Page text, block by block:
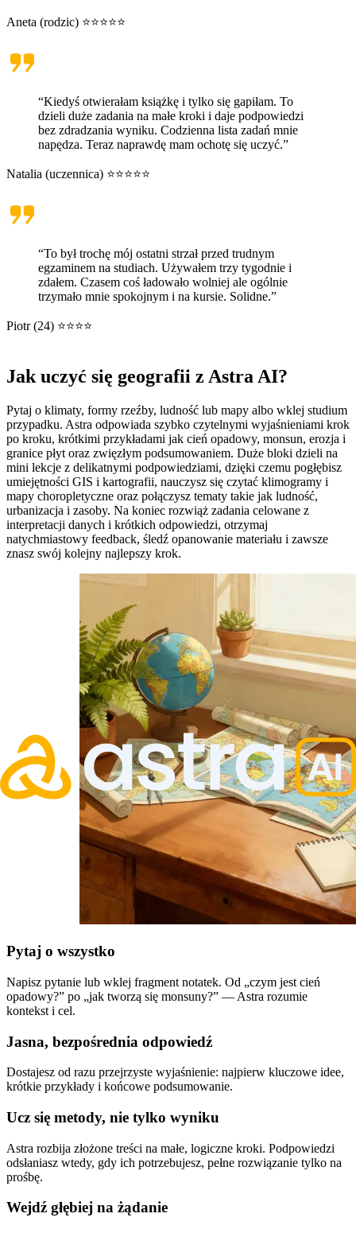
Aneta (rodzic) ⭐⭐⭐⭐⭐
“Kiedyś otwierałam książkę i tylko się gapiłam. To
dzieli duże zadania na małe kroki i daje podpowiedzi
bez zdradzania wyniku. Codzienna lista zadań mnie
napędza. Teraz naprawdę mam ochotę się uczyć.”
Natalia (uczennica) ⭐⭐⭐⭐⭐
“To był trochę mój ostatni strzał przed trudnym
egzaminem na studiach. Używałem trzy tygodnie i
zdałem. Czasem coś ładowało wolniej ale ogólnie
trzymało mnie spokojnym i na kursie. Solidne.”
Piotr (24) ⭐⭐⭐⭐
Jak uczyć się geografii z Astra AI?
Pytaj o klimaty, formy rzeźby, ludność lub mapy albo wklej studium
przypadku. Astra odpowiada szybko czytelnymi wyjaśnieniami krok
po kroku, krótkimi przykładami jak cień opadowy, monsun, erozja i
granice płyt oraz zwięzłym podsumowaniem. Duże bloki dzieli na
mini lekcje z delikatnymi podpowiedziami, dzięki czemu pogłębisz
umiejętności GIS i kartografii, nauczysz się czytać klimogramy i
mapy choropletyczne oraz połączysz tematy takie jak ludność,
urbanizacja i zasoby. Na koniec rozwiąż zadania celowane z
interpretacji danych i krótkich odpowiedzi, otrzymaj
natychmiastowy feedback, śledź opanowanie materiału i zawsze
znasz swój kolejny najlepszy krok.
Pytaj o wszystko
Napisz pytanie lub wklej fragment notatek. Od „czym jest cień
opadowy?” po „jak tworzą się monsuny?” — Astra rozumie
kontekst i cel.
Jasna, bezpośrednia odpowiedź
Dostajesz od razu przejrzyste wyjaśnienie: najpierw kluczowe idee,
krótkie przykłady i końcowe podsumowanie.
Ucz się metody, nie tylko wyniku
Astra rozbija złożone treści na małe, logiczne kroki. Podpowiedzi
odsłaniasz wtedy, gdy ich potrzebujesz, pełne rozwiązanie tylko na
prośbę.
Wejdź głębiej na żądanie